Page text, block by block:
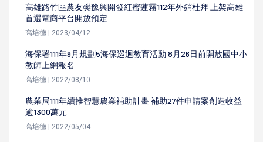
高雄路竹區農友樊豫興開發紅蜜蓮霧112年外銷杜拜 上架高雄
首選電商平台開放預定
高培德 | 2023/04/12
海保署111年9月規劃5海保巡迴教育活動 8月26日前開放國中小
教師上網報名
高培德 | 2022/08/10
農業局111年續推智慧農業補助計畫 補助27件申請案創造收益
逾1300萬元
高培德 | 2022/05/04